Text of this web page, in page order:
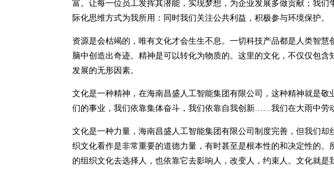
富。让每一位员工发挥其潜能，实现梦想，为企业发展多做贡献；我
际化思维方式为我所用：同时我们关注公共利益，积极参与环境保护。
资源是会枯竭的，唯有文化才会生生不息。一切科技产品都是人类智
脑中创造出奇迹。精神是可以转化为物质的。这里的文化，不仅仅包
发展的无形因素。
文化是一种精神，在海南昌盛人工智能集团有限公司，这种精神就是
们的事业，我们依靠集体奋斗，我们依靠自我创新……我们在大雨中
文化是一种力量，海南昌盛人工智能集团有限公司制度完善，但我们
织文化看作是非常重要的道德力量，有时甚至是根本性的和决定性的
的组织文化去选择人，也依靠它去影响人，改变人，约束人。文化就是